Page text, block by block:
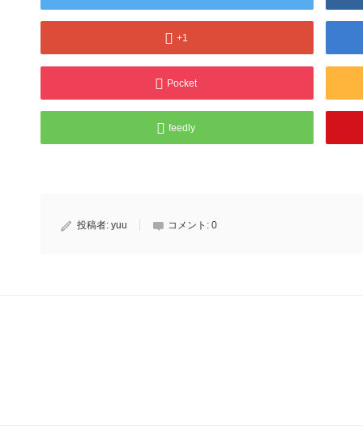
+1
Pocket
feedly
投稿者: yuu コメント: 0